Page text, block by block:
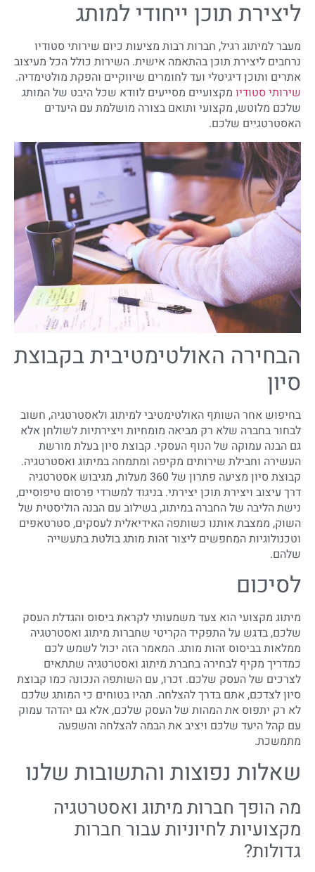
ליצירת תוכן ייחודי למותג
מעבר למיתוג רגיל, חברות רבות מציעות כיום שירותי סטודיו
נרחבים ליצירת תוכן בהתאמה אישית. השירות כולל הכל מעיצוב
אתרים ותוכן דיגיטלי ועד לחומרים שיווקיים והפקת מולטימדיה.
שירותי סטודיו מקצועיים מסייעים לוודא שכל היבט של המותג
שלכם מלוטש, מקצועי ותואם בצורה מושלמת עם היעדים
האסטרטגיים שלכם.
הבחירה האולטימטיבית בקבוצת
סיון
בחיפוש אחר השותף האולטימטיבי למיתוג ולאסטרטגיה, חשוב
לבחור בחברה שלא רק מביאה מומחיות ויצירתיות לשולחן אלא
גם הבנה עמוקה של הנוף העסקי. קבוצת סיון בעלת מורשת
העשירה וחבילת שירותים מקיפה ומתמחה במיתוג ואסטרטגיה.
קבוצת סיון מציעה פתרון של 360 מעלות, מגיבוש אסטרטגיה
דרך עיצוב ויצירת תוכן יצירתי. בניגוד למשרדי פרסום טיפוסיים,
נישת הליבה של החברה במיתוג, בשילוב עם הבנה הוליסטית של
השוק, ממצבת אותנו כשותפה האידיאלית לעסקים, סטרטאפים
וטכנולוגיות המחפשים ליצור זהות מותג בולטת בתעשייה
שלהם.
לסיכום
מיתוג מקצועי הוא צעד משמעותי לקראת ביסוס והגדלת העסק
שלכם, בדגש על התפקיד הקריטי שחברות מיתוג ואסטרטגיה
ממלאות בביסוס זהות מותג. המאמר הזה יכול לשמש לכם
כמדריך מקיף לבחירה בחברת מיתוג ואסטרטגיה שתתאים
לצרכים של העסק שלכם. זכרו, עם השותפה הנכונה כמו קבוצת
סיון לצדכם, אתם בדרך להצלחה. תהיו בטוחים כי המותג שלכם
לא רק יתפוס את המהות של העסק שלכם, אלא גם יהדהד עמוק
עם קהל היעד שלכם ויציב את הבמה להצלחה והשפעה
מתמשכת.
שאלות נפוצות והתשובות שלנו
מה הופך חברות מיתוג ואסטרטגיה
מקצועיות לחיוניות עבור חברות
גדולות?